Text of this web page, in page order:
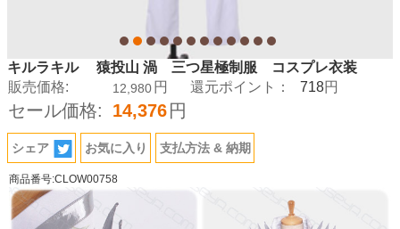
キルラキル 猿投山 渦 三つ星極制服 コスプレ衣装
販売価格:
12,980 円 還元ポイント： 718円
セール価格: 14,376 円
シェア お気に入り 支払方法 & 納期
商品番号:CLOW00758